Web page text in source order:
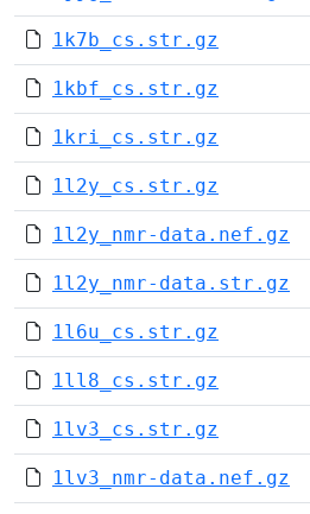
1k7b_cs.str.gz
1kbf_cs.str.gz
1kri_cs.str.gz
1l2y_cs.str.gz
1l2y_nmr-data.nef.gz
1l2y_nmr-data.str.gz
1l6u_cs.str.gz
1ll8_cs.str.gz
1lv3_cs.str.gz
1lv3_nmr-data.nef.gz